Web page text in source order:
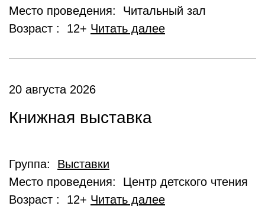
Место проведения: Читальный зал
Возраст : 12+ Читать далее
20 августа 2026
Книжная выставка
Группа: Выставки
Место проведения: Центр детского чтения
Возраст : 12+ Читать далее